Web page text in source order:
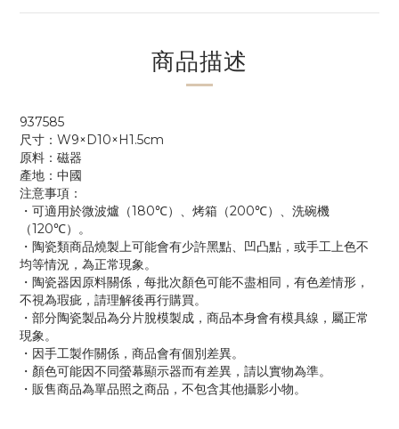
商品描述
937585
尺寸：W9×D10×H1.5cm
原料：磁器
產地：中國
注意事項：
・可適用於微波爐（180℃）、烤箱（200℃）、洗碗機
（120℃）。
・陶瓷類商品燒製上可能會有少許黑點、凹凸點，或手工上色不
均等情況，為正常現象。
・陶瓷器因原料關係，每批次顏色可能不盡相同，有色差情形，
不視為瑕疵，請理解後再行購買。
・部分陶瓷製品為分片脫模製成，商品本身會有模具線，屬正常
現象。
・因手工製作關係，商品會有個別差異。
・顏色可能因不同螢幕顯示器而有差異，請以實物為準。
・販售商品為單品照之商品，不包含其他攝影小物。